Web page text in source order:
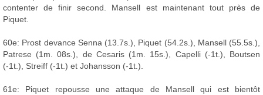
contenter de finir second. Mansell est maintenant tout près de
Piquet.
60e: Prost devance Senna (13.7s.), Piquet (54.2s.), Mansell (55.5s.),
Patrese (1m. 08s.), de Cesaris (1m. 15s.), Capelli (-1t.), Boutsen
(-1t.), Streiff (-1t.) et Johansson (-1t.).
61e: Piquet repousse une attaque de Mansell qui est bientôt